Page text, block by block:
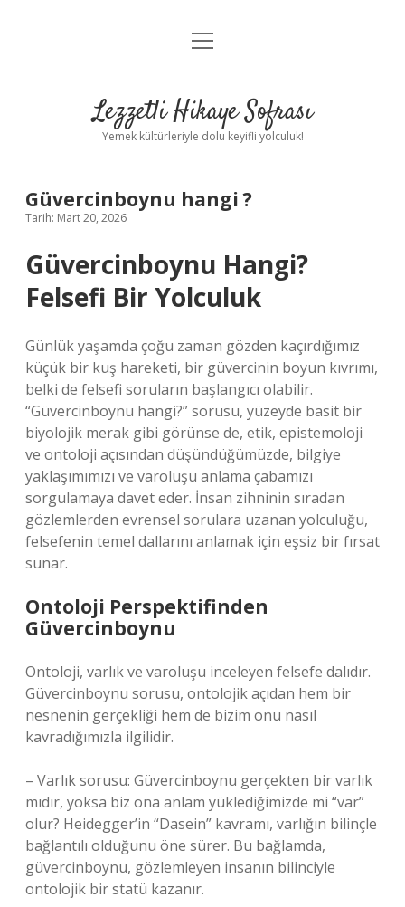
Anasayfa
Yasal Uyarı
menüyü
Lezzetli Hikaye Sofrası
Yemek kültürleriyle dolu keyifli yolculuk!
Güvercinboynu hangi ?
Tarih: Mart 20, 2026
Güvercinboynu Hangi?
Felsefi Bir Yolculuk
Günlük yaşamda çoğu zaman gözden kaçırdığımız
küçük bir kuş hareketi, bir güvercinin boyun kıvrımı,
belki de felsefi soruların başlangıcı olabilir.
“Güvercinboynu hangi?” sorusu, yüzeyde basit bir
biyolojik merak gibi görünse de, etik, epistemoloji
ve ontoloji açısından düşündüğümüzde, bilgiye
yaklaşımımızı ve varoluşu anlama çabamızı
sorgulamaya davet eder. İnsan zihninin sıradan
gözlemlerden evrensel sorulara uzanan yolculuğu,
felsefenin temel dallarını anlamak için eşsiz bir fırsat
sunar.
Ontoloji Perspektifinden
Güvercinboynu
Ontoloji, varlık ve varoluşu inceleyen felsefe dalıdır.
Güvercinboynu sorusu, ontolojik açıdan hem bir
nesnenin gerçekliği hem de bizim onu nasıl
kavradığımızla ilgilidir.
– Varlık sorusu: Güvercinboynu gerçekten bir varlık
mıdır, yoksa biz ona anlam yüklediğimizde mi “var”
olur? Heidegger’in “Dasein” kavramı, varlığın bilinçle
bağlantılı olduğunu öne sürer. Bu bağlamda,
güvercinboynu, gözlemleyen insanın bilinciyle
ontolojik bir statü kazanır.